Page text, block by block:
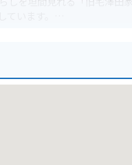
います。